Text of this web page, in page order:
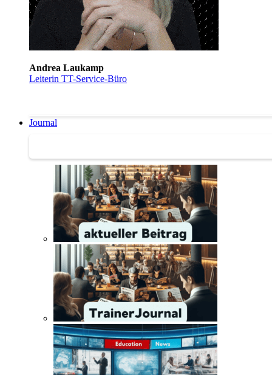
Andrea Laukamp
Leiterin TT-Service-Büro
Journal